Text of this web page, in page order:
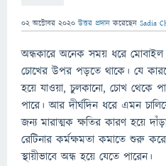
02 অক্টোবর 2020 উত্তর প্রদান করেছেন Sadia
অন্ধকারে অনেক সময় ধরে মোবাইল
চোখের উপর পড়তে থাকে। যে
হয়ে যাওয়া, চুলকানো, চোখ থেকে
পারে। আর দীর্ঘদিন ধরে এমন
জন্য মারাত্মক ক্ষতির কারণ হয়ে
রেটিনার কর্মক্ষমতা কমাতে শুরু
স্থায়ীভাবে অন্ধ হয়ে যেতে পারেন।